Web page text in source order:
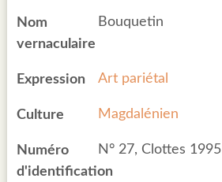
Nom
vernaculaire
Bouquetin
Expression Art pariétal
Culture Magdalénien
Numéro
d'identification
N° 27, Clottes 1995